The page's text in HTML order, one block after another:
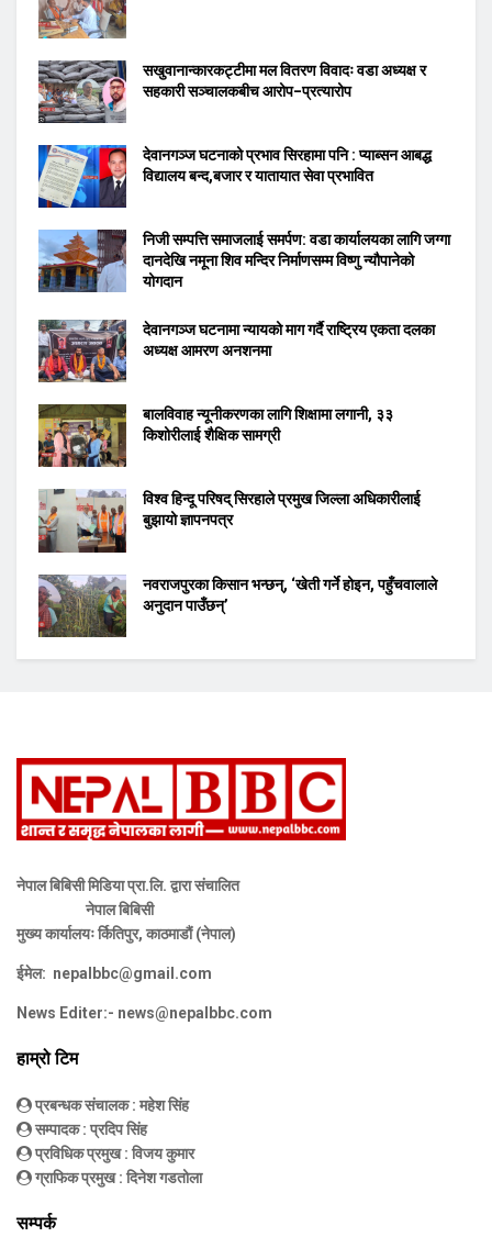
सखुवानान्कारकट्टीमा मल वितरण विवादः वडा अध्यक्ष र
सहकारी सञ्चालकबीच आरोप–प्रत्यारोप
देवानगञ्ज घटनाको प्रभाव सिरहामा पनि : प्याब्सन आबद्ध
विद्यालय बन्द,बजार र यातायात सेवा प्रभावित
निजी सम्पत्ति समाजलाई समर्पण: वडा कार्यालयका लागि जग्गा
दानदेखि नमूना शिव मन्दिर निर्माणसम्म विष्णु न्यौपानेको
योगदान
देवानगञ्ज घटनामा न्यायको माग गर्दै राष्ट्रिय एकता दलका
अध्यक्ष आमरण अनशनमा
बालविवाह न्यूनीकरणका लागि शिक्षामा लगानी, ३३
किशोरीलाई शैक्षिक सामग्री
विश्व हिन्दू परिषद् सिरहाले प्रमुख जिल्ला अधिकारीलाई
बुझायो ज्ञापनपत्र
नवराजपुरका किसान भन्छन्, ‘खेती गर्ने होइन, पहुँचवालाले
अनुदान पाउँछन्’
नेपाल बिबिसी मिडिया प्रा.लि. द्वारा संचालित
नेपाल बिबिसी
मुख्य कार्यालयः र्कितिपुर, काठमाडौं (नेपाल)
ईमेल: nepalbbc@gmail.com
News Editer:- news@nepalbbc.com
हाम्रो टिम
प्रबन्धक संचालक: महेश सिंह
सम्पादक: प्रदिप सिंह
प्रविधिक प्रमुख: विजय कुमार
ग्राफिक प्रमुख: दिनेश गडतोला
सम्पर्क